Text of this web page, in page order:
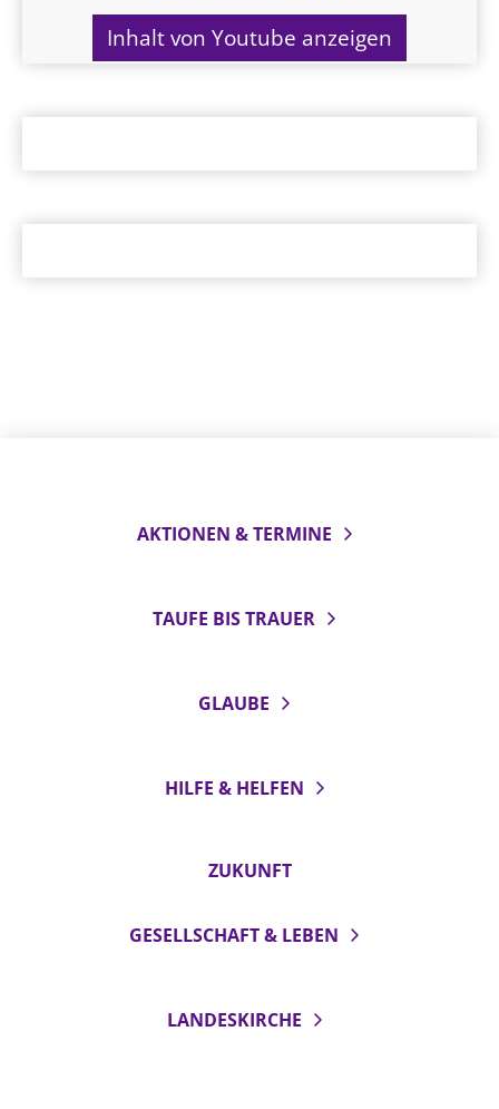
Inhalt von Youtube anzeigen
AKTIONEN & TERMINE
TAUFE BIS TRAUER
GLAUBE
HILFE & HELFEN
ZUKUNFT
GESELLSCHAFT & LEBEN
LANDESKIRCHE